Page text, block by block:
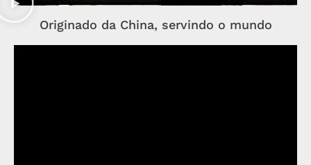
Originado da China, servindo o mundo